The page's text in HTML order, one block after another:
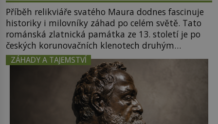
Příběh relikviáře svatého Maura dodnes fascinuje
historiky i milovníky záhad po celém světě. Tato
románská zlatnická památka ze 13. století je po
českých korunovačních klenotech druhým
nejcennějším movitým majetkem v České
republice. Přestože byl klenot v roce 1985 po
dramatickém pátrání kriminalistů úspěšně
nalezen, jeho minulost stále obestírá hustá mlha.
Otázky, jak přesně se tato […]
ZÁHADY A TAJEMSTVÍ